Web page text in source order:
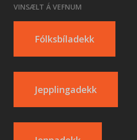
VINSÆLT Á VEFNUM
Fólksbíladekk
Jepplingadekk